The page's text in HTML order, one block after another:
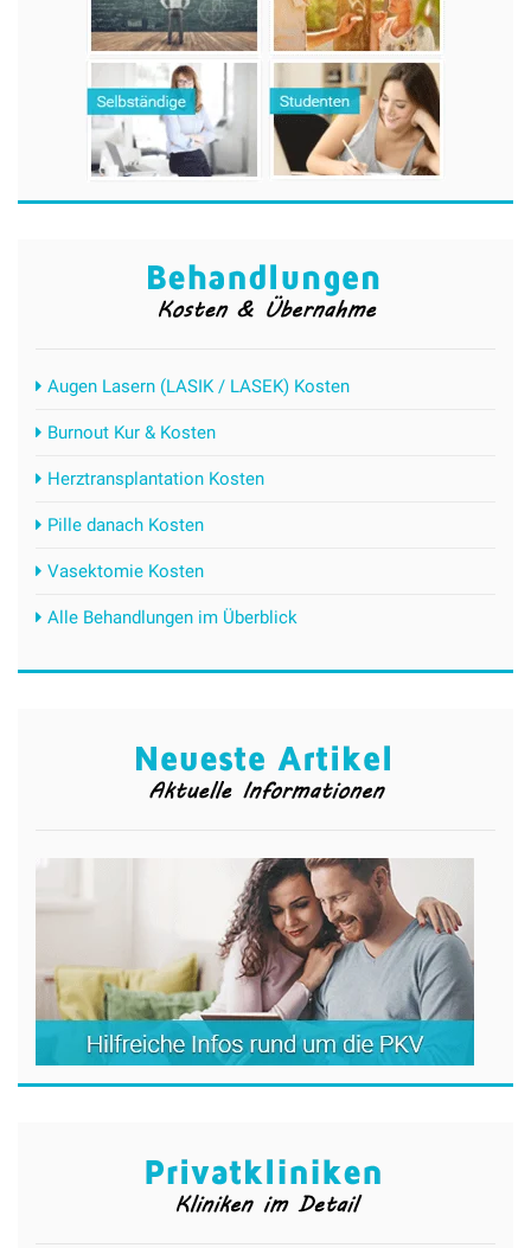
Augen Lasern (LASIK / LASEK) Kosten
Burnout Kur & Kosten
Herztransplantation Kosten
Pille danach Kosten
Vasektomie Kosten
Alle Behandlungen im Überblick